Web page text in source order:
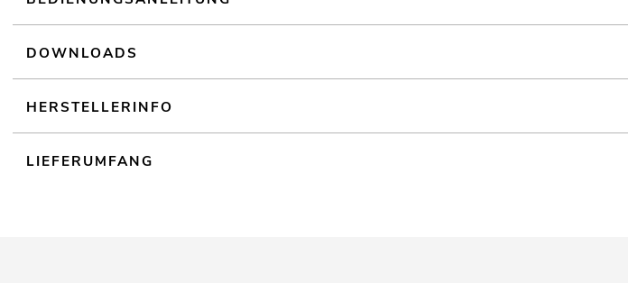
DOWNLOADS
HERSTELLERINFO
LIEFERUMFANG